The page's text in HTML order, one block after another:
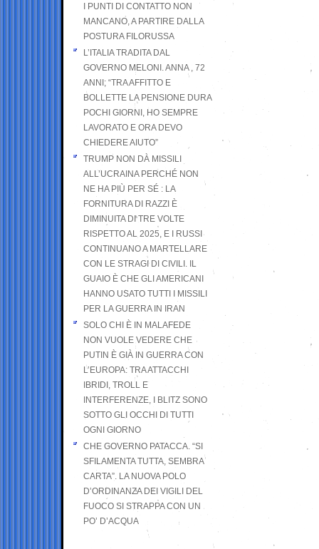
I PUNTI DI CONTATTO NON
MANCANO, A PARTIRE DALLA
POSTURA FILORUSSA
L’ITALIA TRADITA DAL
GOVERNO MELONI. ANNA , 72
ANNI; “TRA AFFITTO E
BOLLETTE LA PENSIONE DURA
POCHI GIORNI, HO SEMPRE
LAVORATO E ORA DEVO
CHIEDERE AIUTO”
TRUMP NON DÀ MISSILI
ALL’UCRAINA PERCHÉ NON
NE HA PIÙ PER SÉ : LA
FORNITURA DI RAZZI È
DIMINUITA DI TRE VOLTE
RISPETTO AL 2025, E I RUSSI
CONTINUANO A MARTELLARE
CON LE STRAGI DI CIVILI. IL
GUAIO È CHE GLI AMERICANI
HANNO USATO TUTTI I MISSILI
PER LA GUERRA IN IRAN
SOLO CHI È IN MALAFEDE
NON VUOLE VEDERE CHE
PUTIN È GIÀ IN GUERRA CON
L’EUROPA: TRA ATTACCHI
IBRIDI, TROLL E
INTERFERENZE, I BLITZ SONO
SOTTO GLI OCCHI DI TUTTI
OGNI GIORNO
CHE GOVERNO PATACCA. “SI
SFILAMENTA TUTTA, SEMBRA
CARTA”. LA NUOVA POLO
D’ORDINANZA DEI VIGILI DEL
FUOCO SI STRAPPA CON UN
PO’ D’ACQUA